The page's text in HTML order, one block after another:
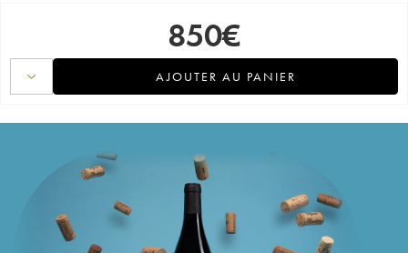
850€
AJOUTER AU PANIER